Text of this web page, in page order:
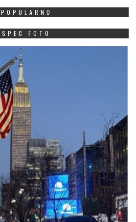
POPULARNO
SPEC FOTO